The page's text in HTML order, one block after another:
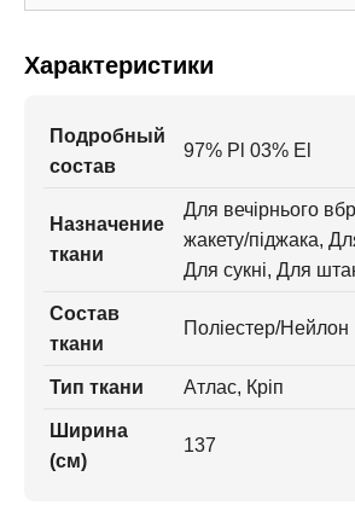
Характеристики
Подробный
состав
97% Pl 03% El
Назначение
ткани
Для вечірнього
жакету/піджака,
Для сукні, Для
Состав
ткани
Поліестер/Нейлон
Тип ткани Атлас, Кріп
Ширина
(см)
137